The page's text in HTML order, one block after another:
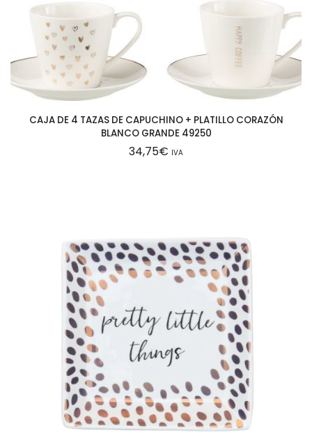
CAJA DE 4 TAZAS DE CAPUCHINO + PLATILLO CORAZÓN
BLANCO GRANDE 49250
34,75€ IVA